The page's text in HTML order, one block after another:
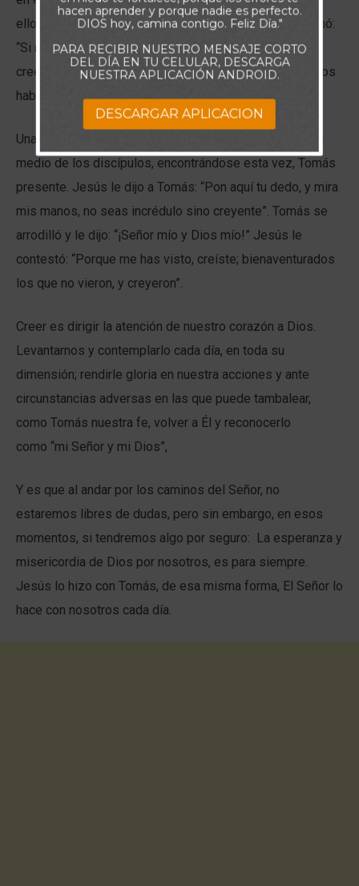
ellos le contaron que lo habían visto, él no creyó y afirmó:
“Si no viere en sus manos la señal de los clavos, no
creeré” ¿cómo podría estar vivo? si con sus propios ojos
había sido testigo de su crucifixión.
Una semana más tarde, Jesús apareció nuevamente en
medio de los discípulos, encontrándose esta vez, Tomás
presente. Jesús le dijo a Tomás: “Pon aquí tu dedo, y mira
mis manos, no seas incrédulo sino creyente”. Tomás se
arrodilló y le dijo: “¡Señor mío y Dios mío!” Jesús le
contestó: “Porque me has visto, creíste; bienaventurados
los que no vieron, y creyeron”.
Creer es dirigir la atención de nuestro corazón a Dios.
Levantarnos y contemplarlo cada día, en toda su
dimensión; rendirle gloria en nuestra acciones y ante
circunstancias adversas en las que puede tambalear,
como Tomás nuestra fe, volver a Él y reconocerlo
como “mi Señor y mi Dios”,
Y es que al andar por los caminos del Señor, no
estaremos libres de dudas, pero sin embargo, en esos
momentos, si tendremos algo por seguro: La esperanza y
misericordia de Dios por nosotros, es para siempre.
Jesús lo hizo con Tomás, de esa misma forma, El Señor lo
hace con nosotros cada día.
hacen aprender y porque nadie es perfecto.
DIOS hoy, camina contigo. Feliz Día."
PARA RECIBIR NUESTRO MENSAJE CORTO
DEL DÍA EN TU CELULAR, DESCARGA
NUESTRA APLICACIÓN ANDROID.
DESCARGAR APLICACION